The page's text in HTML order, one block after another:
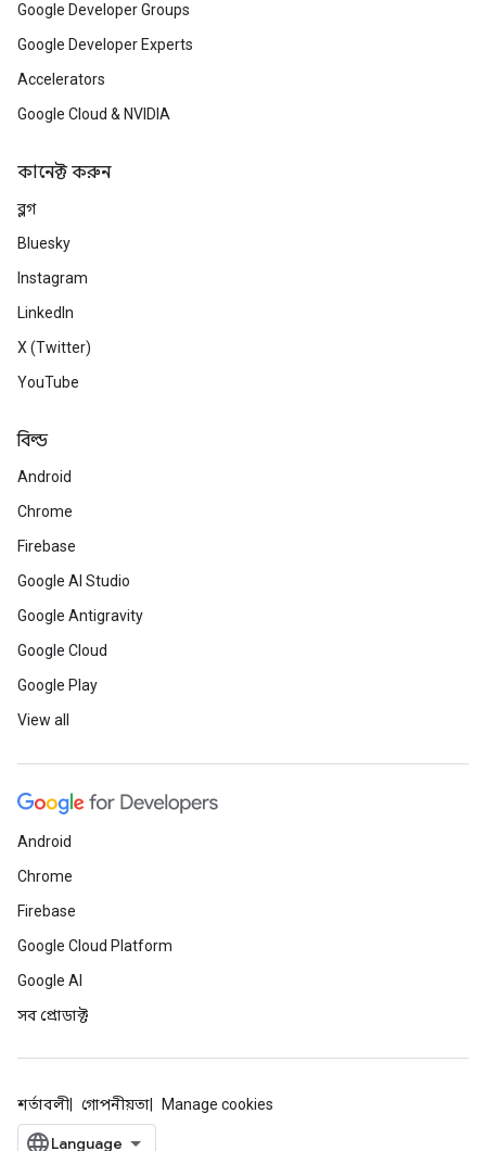
Google Developer Groups
Google Developer Experts
Accelerators
Google Cloud & NVIDIA
কানেক্ট করুন
ব্লগ
Bluesky
Instagram
LinkedIn
X (Twitter)
YouTube
বিল্ড
Android
Chrome
Firebase
Google AI Studio
Google Antigravity
Google Cloud
Google Play
View all
Android
Chrome
Firebase
Google Cloud Platform
Google AI
সব প্রোডাক্ট
শর্তাবলী গোপনীয়তা Manage cookies